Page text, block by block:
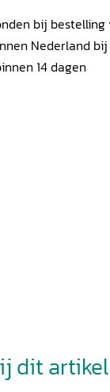
bij bestelling
Nederland
14 dagen
dit